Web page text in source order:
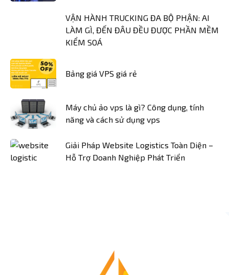
VẬN HÀNH TRUCKING ĐA BỘ PHẬN: AI
LÀM GÌ, ĐẾN ĐÂU ĐỀU ĐƯỢC PHẦN MỀM
KIỂM SOÁ
Bảng giá VPS giá rẻ
Máy chủ ảo vps là gì? Công dụng, tính
năng và cách sử dụng vps
Giải Pháp Website Logistics Toàn Diện –
Hỗ Trợ Doanh Nghiệp Phát Triển